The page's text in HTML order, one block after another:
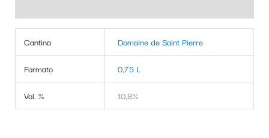
Cantina Domaine de Saint Pierre
Formato 0,75 L
Vol. % 10,8%